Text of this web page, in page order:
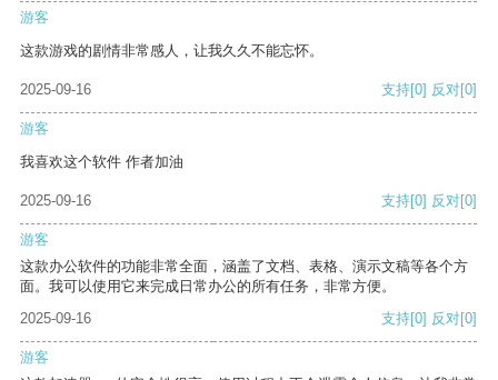
游客
这款游戏的剧情非常感人，让我久久不能忘怀。
2025-09-16 支持[0] 反对[0]
游客
我喜欢这个软件 作者加油
2025-09-16 支持[0] 反对[0]
游客
这款办公软件的功能非常全面，涵盖了文档、表格、演示文稿等各个方
面。我可以使用它来完成日常办公的所有任务，非常方便。
2025-09-16
支持[0] 反对[0]
游客